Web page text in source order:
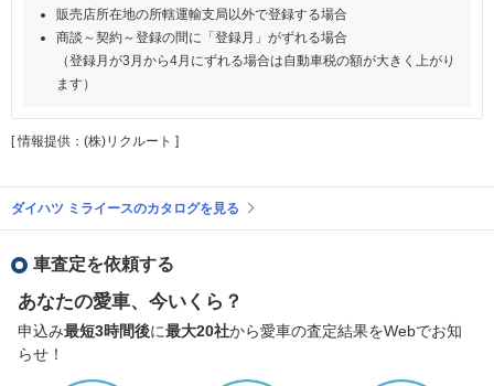
販売店所在地の所轄運輸支局以外で登録する場合
商談～契約～登録の間に「登録月」がずれる場合
（登録月が3月から4月にずれる場合は自動車税の額が大きく上がり
ます）
[ 情報提供：(株)リクルート ]
ダイハツ ミライースのカタログを見る
車査定を依頼する
あなたの愛車、今いくら？
申込み最短3時間後に最大20社から愛車の査定結果をWebでお知
らせ！